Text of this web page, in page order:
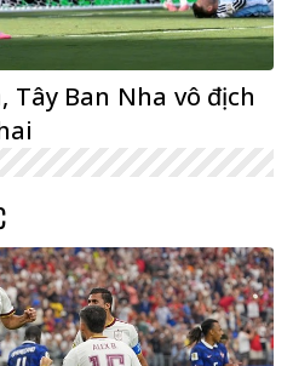
Ban Nha vô địch